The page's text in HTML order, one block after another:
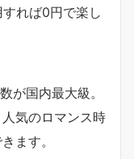
れば0円で楽し
が国内最大級。
気のロマンス時
ます。